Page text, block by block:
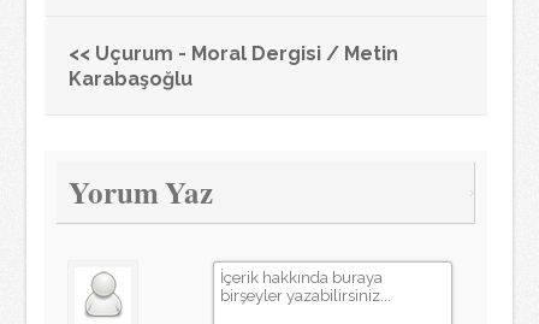
<< Uçurum - Moral Dergisi / Metin
Karabaşoğlu
Yorum Yaz